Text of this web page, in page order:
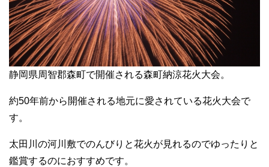
静岡県周智郡森町で開催される森町納涼花火大会。
約50年前から開催される地元に愛されている花火大会で
す。
太田川の河川敷でのんびりと花火が見れるのでゆったりと
鑑賞するのにおすすめです。